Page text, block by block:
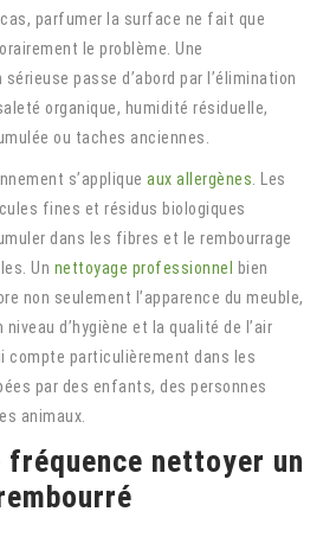
cas, parfumer la surface ne fait que
le problème. Une
passe d’abord par l’élimination
organique, humidité résiduelle,
ou taches anciennes.
s’applique aux allergènes . Les
fines et résidus biologiques
dans les fibres et le rembourrage
Un nettoyage professionnel
bien
non seulement l’apparence du meuble,
d’hygiène et la qualité de l’air
compte particulièrement dans les
par des enfants, des personnes
animaux.
fréquence nettoyer un